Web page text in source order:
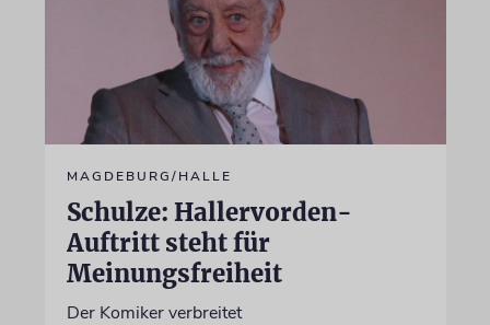
MAGDEBURG/HALLE
Schulze: Hallervorden-
Auftritt steht für
Meinungsfreiheit
Der Komiker verbreitet